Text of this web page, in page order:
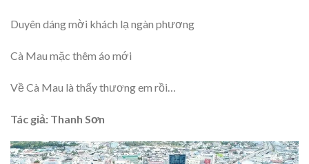
Duyên dáng mời khách lạ ngàn phương
Cà Mau mặc thêm áo mới
Về Cà Mau là thấy thương em rồi…
Tác giả: Thanh Sơn